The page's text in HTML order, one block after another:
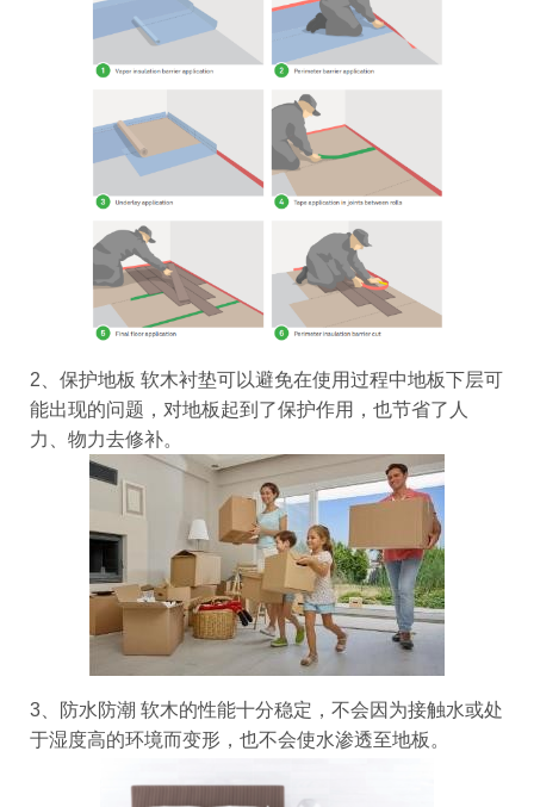
2、保护地板 软木衬垫可以避免在使用过程中地板下层可
能出现的问题，对地板起到了保护作用，也节省了人
力、物力去修补。
3、防水防潮 软木的性能十分稳定，不会因为接触水或处
于湿度高的环境而变形，也不会使水渗透至地板。